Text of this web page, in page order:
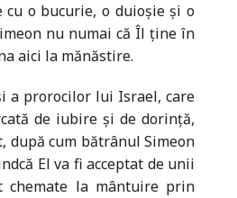
o bucurie, o duioșie și o
nu numai că Îl ține în
aici la mănăstire.
a prorocilor lui Israel, care
de iubire și de dorință,
după cum bătrânul Simeon
El va fi acceptat de unii
la mântuire prin